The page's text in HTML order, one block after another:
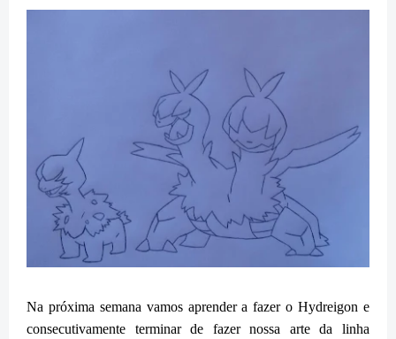
Na próxima semana vamos aprender a fazer o Hydreigon e
consecutivamente terminar de fazer nossa arte da linha